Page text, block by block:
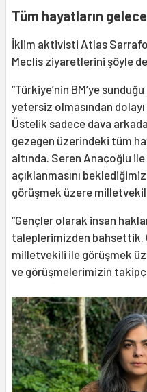
Tüm hayatların
İklim aktivisti Atlas
Meclis ziyaretlerini şöyle
“Türkiye’nin BM’ye
yetersiz olmasından
Üstelik sadece dava
gezegen üzerindeki tüm
altında. Seren Anaçoğlu ile
açıklanmasını
görüşmek üzere
“Gençler olarak insan
taleplerimizden bahsettik.
milletvekili ile görüşmek
ve görüşmelerimizin